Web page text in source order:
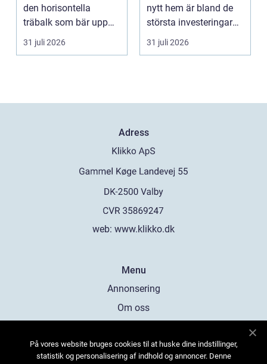
den horisontella
träbalk som bär upp
väggarna mot pla...
31 juli 2026
nytt hem är bland de
största investeringar
m...
31 juli 2026
Adress
web: www.klikko.dk
Menu
Annonsering
Om oss
Kontakta oss
På vores website bruges cookies til at huske dine indstillinger,
statistik og personalisering af indhold og annoncer. Denne